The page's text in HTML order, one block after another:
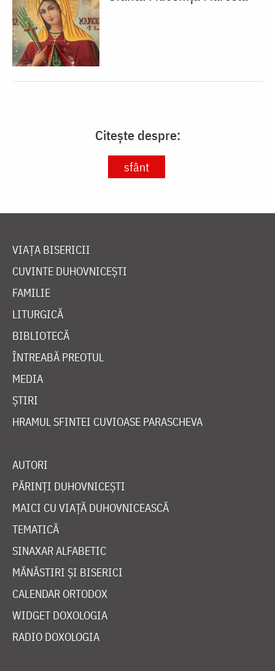
Citește despre:
sfânt
VIAȚA BISERICII
CUVINTE DUHOVNICEȘTI
FAMILIE
LITURGICĂ
BIBLIOTECĂ
ÎNTREABĂ PREOTUL
MEDIA
ȘTIRI
HRAMUL SFINTEI CUVIOASE PARASCHEVA
AUTORI
PĂRINȚI DUHOVNICEȘTI
MAICI CU VIAȚĂ DUHOVNICEASCĂ
TEMATICĂ
SINAXAR ALFABETIC
MĂNĂSTIRI ȘI BISERICI
CALENDAR ORTODOX
WIDGET DOXOLOGIA
RADIO DOXOLOGIA